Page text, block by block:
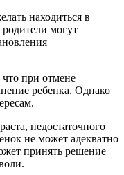
находиться в
могут
при отмене
ребенка. Однако
недостаточного
не может адекватно
принять решение